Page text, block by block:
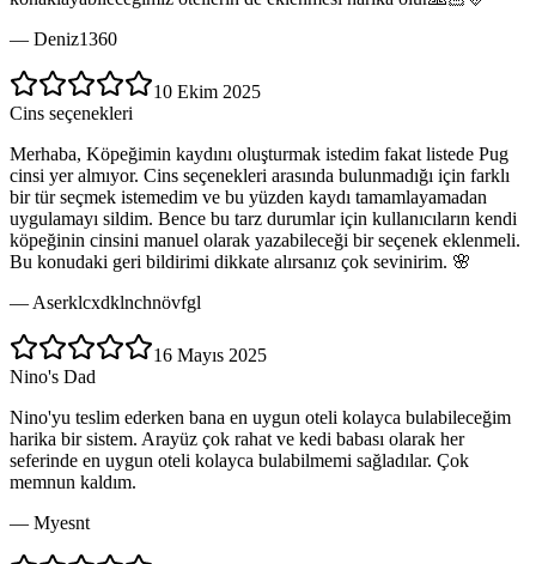
— Deniz1360
10 Ekim 2025
Cins seçenekleri
Merhaba, Köpeğimin kaydını oluşturmak istedim fakat listede Pug
cinsi yer almıyor. Cins seçenekleri arasında bulunmadığı için farklı
bir tür seçmek istemedim ve bu yüzden kaydı tamamlayamadan
uygulamayı sildim. Bence bu tarz durumlar için kullanıcıların kendi
köpeğinin cinsini manuel olarak yazabileceği bir seçenek eklenmeli.
Bu konudaki geri bildirimi dikkate alırsanız çok sevinirim. 🌸
— Aserklcxdklnchnövfgl
16 Mayıs 2025
Nino's Dad
Nino'yu teslim ederken bana en uygun oteli kolayca bulabileceğim
harika bir sistem. Arayüz çok rahat ve kedi babası olarak her
seferinde en uygun oteli kolayca bulabilmemi sağladılar. Çok
memnun kaldım.
— Myesnt